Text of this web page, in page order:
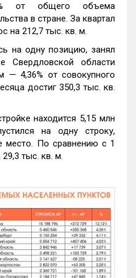
от общего объема
в стране. За квартал
на 212,7 тыс. кв. м.
на одну позицию, занял
Свердловской области
— 4,36% от совокупного
достиг 350,3 тыс. кв.
находится 5,15 млн
на одну строку,
место. По сравнению с 1
тыс. кв. м.